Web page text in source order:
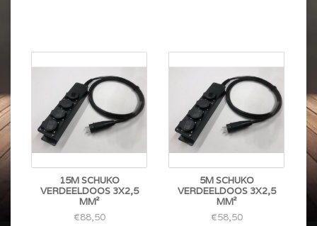
15M SCHUKO
VERDEELDOOS 3X2,5
MM²
€88,50
5M SCHUKO
VERDEELDOOS 3X2,5
MM²
€58,50